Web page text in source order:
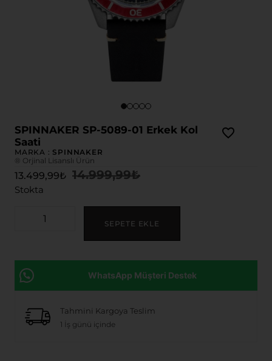
SPINNAKER SP-5089-01 Erkek Kol
Saati
MARKA : SPINNAKER
® Orjinal Lisanslı Ürün
14.999,99₺
13.499,99₺
Stokta
SEPETE EKLE
WhatsApp Müşteri Destek
Tahmini Kargoya Teslim
1 İş günü içinde